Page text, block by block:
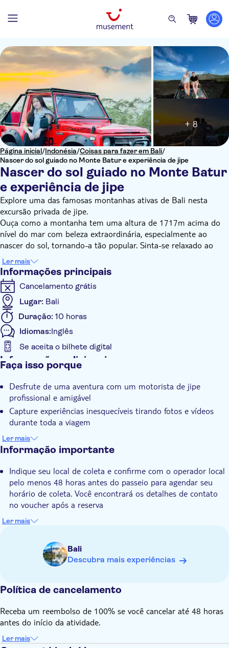
Página inicial/Indonésia/Coisas para fazer em Bali/
Nascer do sol guiado no Monte Batur e experiência de jipe
Nascer do sol guiado no Monte Batur
e experiência de jipe
+ 8
Explore uma das famosas montanhas ativas de Bali nesta
excursão privada de jipe.
Ouça como a montanha tem uma altura de 1717m acima do
nível do mar com beleza extraordinária, especialmente ao
nascer do sol, tornando-a tão popular. Sinta-se relaxado ao
buscá-lo em seu hotel e vá para o ponto de partida. Em
seguida, o motorista do jipe o levará ao topo do Monte Batur
sem precisar caminhar novamente, levando apenas 45 minutos
do ponto de partida.
Desfrute do café da manhã de cima e explore a extensão de
lava negra. Não se esqueça de preparar sua câmera para
capturar as vistas pitorescas para completar uma experiência
que você nunca esquecerá.
Ler mais
Informações principais
Cancelamento grátis
Lugar: Bali
Duração: 10 horas
Idiomas:Inglês
Se aceita o bilhete digital
Informações adicionais
Taxas de entrada incluídas
Voucher eletrônico
Transporte incluído
Faça isso porque
Desfrute de uma aventura com um motorista de jipe
profissional e amigável
Capture experiências inesquecíveis tirando fotos e vídeos
durante toda a viagem
Explore a beleza natural do Monte Batur sem ter que
caminhar até o topo
Ler mais
Informação importante
Indique seu local de coleta e confirme com o operador local
pelo menos 48 horas antes do passeio para agendar seu
horário de coleta. Você encontrará os detalhes de contato
no voucher após a reserva
A quantidade mínima de pessoas que podem reservar é 2
É necessária uma idade mínima de 9 anos para participar da
experiência
Ler mais
Bali
Descubra mais experiências
Política de cancelamento
Receba um reembolso de 100% se você cancelar até 48 horas
antes do início da atividade.
Ler mais